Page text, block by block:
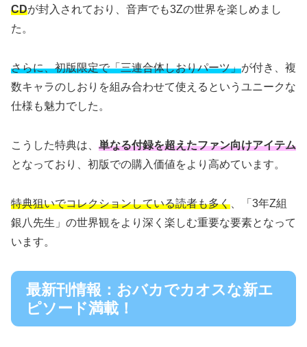
CDが封入されており、音声でも3Zの世界を楽しめまし
た。
さらに、初版限定で「三連合体しおりパーツ」が付き、複
数キャラのしおりを組み合わせて使えるというユニークな
仕様も魅力でした。
こうした特典は、 単なる付録を超えたファン向けアイテム
となっており、初版での購入価値をより高めています。
特典狙いでコレクションしている読者も多く 、「3年Z組
銀八先生」の世界観をより深く楽しむ重要な要素となって
います。
最新刊情報：おバカでカオスな新エ
ピソード満載！